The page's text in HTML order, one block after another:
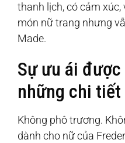
thanh lịch, có cảm
món nữ trang nhưng
Made.
Sự ưu ái
những chi tiết
Không phô trương.
dành cho nữ của